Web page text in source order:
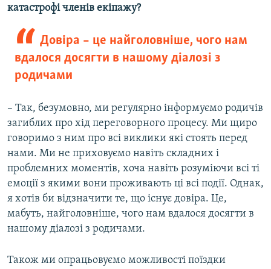
катастрофі членів екіпажу?
Довіра –​ це найголовніше, чого нам
вдалося досягти в нашому діалозі з
родичами
–​ Так, безумовно, ми регулярно інформуємо родичів
загиблих про хід переговорного процесу. Ми щиро
говоримо з ним про всі виклики які стоять перед
нами. Ми не приховуємо навіть складних і
проблемних моментів, хоча навіть розуміючи всі ті
емоції з якими вони проживають ці всі події. Однак,
я хотів би відзначити те, що існує довіра. Це,
мабуть, найголовніше, чого нам вдалося досягти в
нашому діалозі з родичами.
Також ми опрацьовуємо можливості поїздки